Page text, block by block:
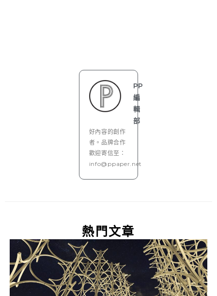
PP
編
輯
部
好內容的創作
者。品牌合作
歡迎寄信至：
info@ppaper.net
熱門文章